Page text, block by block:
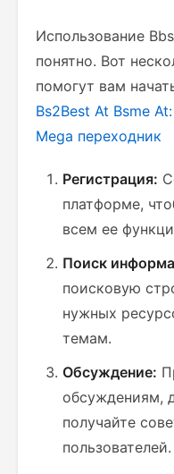
Использование
понятно. Вот
помогут вам
Bs2Best At Bsme
Mega переходник
Регистрация:
платформе,
всем ее
Поиск
поисковую
нужных
темам.
Обсуждение:
обсуждениям,
получайте
пользователей.